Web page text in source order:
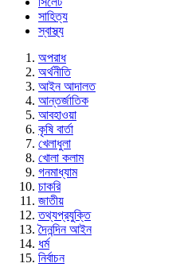
সাহিত্য
স্বাস্থ্য
অপরাধ
অর্থনীতি
আইন আদালত
আন্তর্জাতিক
আবহাওয়া
কৃষি বার্তা
খেলাধুলা
খোলা কলাম
গনমাধ্যাম
চাকরি
জাতীয়
তথ্যপ্রযুক্তি
দৈনন্দিন আইন
ধর্ম
নির্বাচন